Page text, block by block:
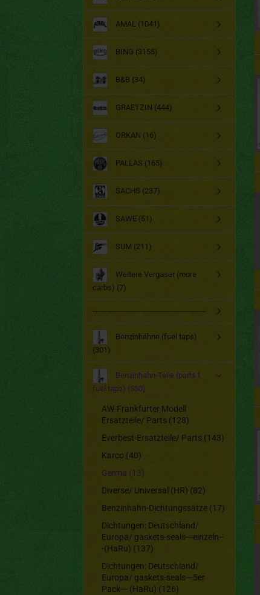
AMAL (1041)
BING (3155)
B&B (34)
GRAETZIN (444)
ORKAN (16)
PALLAS (165)
SACHS (237)
SAWE (51)
SUM (211)
Weitere Vergaser (more
carbs) (7)
-----------------------------------------------
Benzinhähne (fuel taps)
(301)
Benzinhahn-Teile (parts f
fuel taps) (550)
AW-Frankfurter Modell
Ersatzteile/ Parts (128)
Everbest-Ersatzteile/ Parts (143)
Karco (40)
Germa (13)
Diverse/ Universal (HR) (82)
Benzinhahn-Dichtungssätze (17)
Dichtungen: Deutschland/
Europa/ gaskets-seals---einzeln--
-(HaRu) (137)
Dichtungen: Deutschland/
Europa/ gaskets-seals---5er
Pack--- (HaRu) (126)